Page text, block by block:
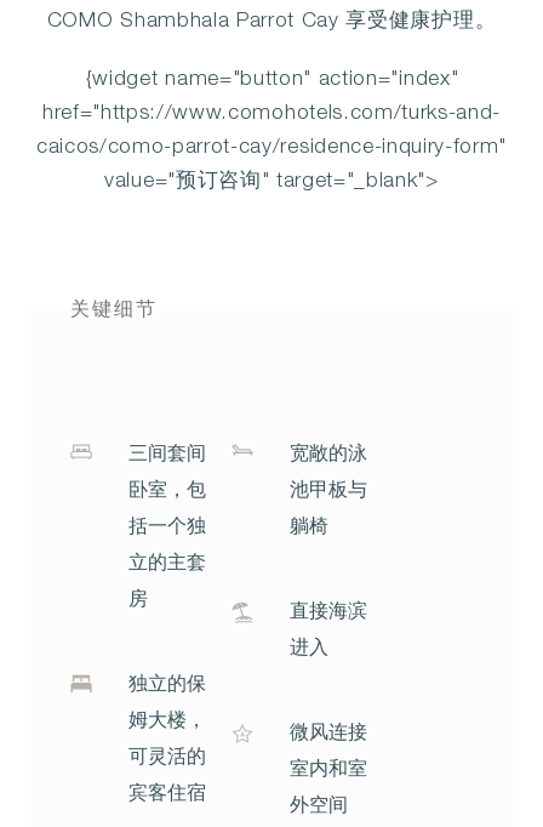
COMO Shambhala Parrot Cay 享受健康护理。
{widget name="button" action="index"
href="https://www.comohotels.com/turks-and-
caicos/como-parrot-cay/residence-inquiry-form"
value="预订咨询" target="_blank">
关键细节
三间套间
卧室，包
括一个独
立的主套
房
独立的保
姆大楼，
可灵活的
宾客住宿
宽敞的泳
池甲板与
躺椅
直接海滨
进入
微风连接
室内和室
外空间